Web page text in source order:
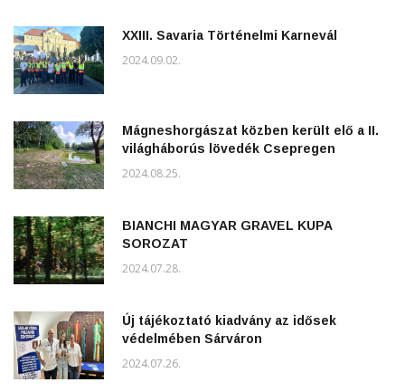
XXIII. Savaria Történelmi Karnevál
2024.09.02.
Mágneshorgászat közben került elő a II.
világháborús lövedék Csepregen
2024.08.25.
BIANCHI MAGYAR GRAVEL KUPA
SOROZAT
2024.07.28.
Új tájékoztató kiadvány az idősek
védelmében Sárváron
2024.07.26.